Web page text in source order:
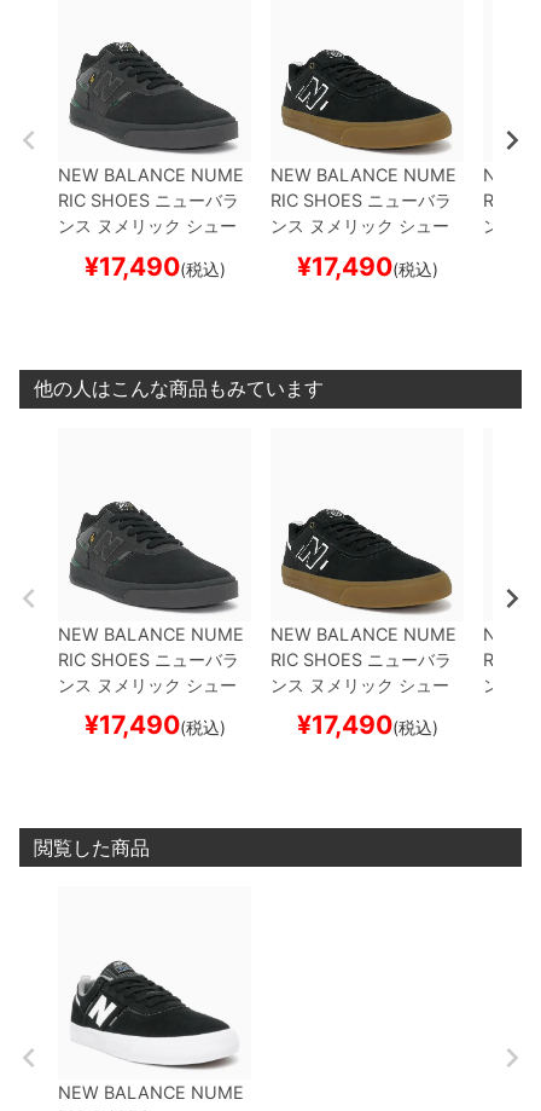
NEW BALANCE NUME
RIC SHOES ニューバラ
ンス ヌメリック シュー
Y 306 CUPUN306CSP
¥17,490(税込)
NEW BALANCE NUME
RIC SHOES ニューバラ
ンス ヌメリック シュー
Y 306NM306ZUCBLA
¥17,490(税込)
NEW
RIC
ンス
他の人はこんな商品もみています
NEW BALANCE NUME
RIC SHOES ニューバラ
ンス ヌメリック シュー
ズ スニーカー JAMIE FO
Y 306 CUPUN306CSP
¥17,490(税込)
NEW BALANCE NUME
RIC SHOES ニューバラ
ンス ヌメリック シュー
ズ スニーカー JAMIE FO
Y 306NM306ZUCBLA
¥17,490(税込)
NEW
RIC
ンス
閲覧した商品
NEW BALANCE NUME